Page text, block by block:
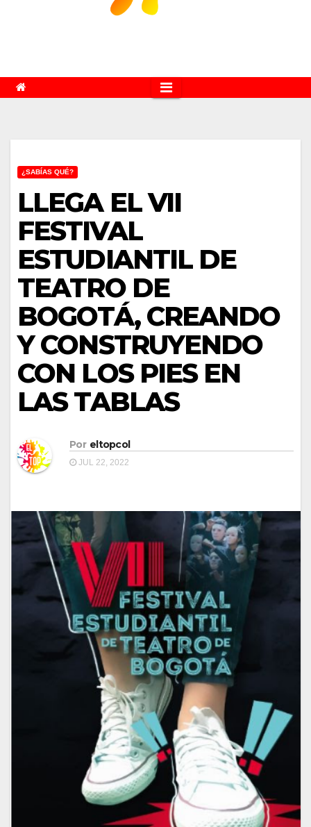
¿SABÍAS QUÉ?
LLEGA EL VII
FESTIVAL
ESTUDIANTIL DE
TEATRO DE
BOGOTÁ, CREANDO
Y CONSTRUYENDO
CON LOS PIES EN
LAS TABLAS
Por eltopcol
JUL 22, 2022